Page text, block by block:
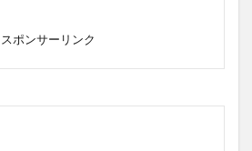
スポンサーリンク